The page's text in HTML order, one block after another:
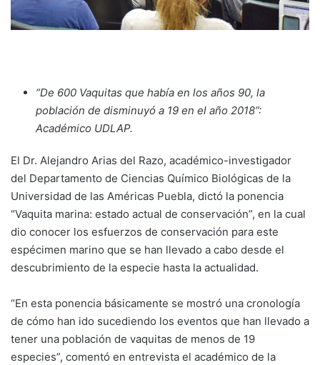
“De 600 Vaquitas que había en los años 90, la
población de disminuyó a 19 en el año 2018”:
Académico UDLAP.
El Dr. Alejandro Arias del Razo, académico-investigador
del Departamento de Ciencias Químico Biológicas de la
Universidad de las Américas Puebla, dictó la ponencia
“Vaquita marina: estado actual de conservación”, en la cual
dio conocer los esfuerzos de conservación para este
espécimen marino que se han llevado a cabo desde el
descubrimiento de la especie hasta la actualidad.
“En esta ponencia básicamente se mostró una cronología
de cómo han ido sucediendo los eventos que han llevado a
tener una población de vaquitas de menos de 19
especies”, comentó en entrevista el académico de la